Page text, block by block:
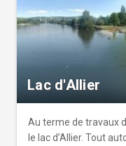
Lac d'Allier
Au terme de travaux
le lac d’Allier. Tout